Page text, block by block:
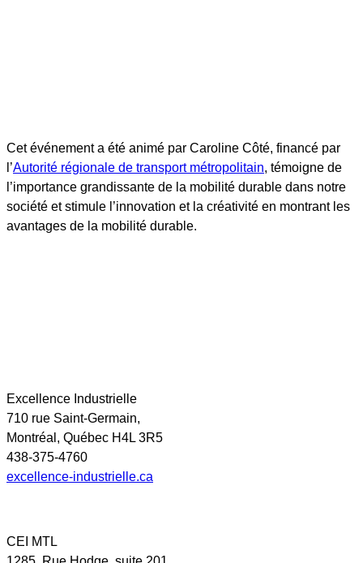
Cet événement a été animé par Caroline Côté, financé par
l’Autorité régionale de transport métropolitain, témoigne de
l’importance grandissante de la mobilité durable dans notre
société et stimule l’innovation et la créativité en montrant les
avantages de la mobilité durable.
Excellence Industrielle
710 rue Saint-Germain,
Montréal, Québec H4L 3R5
438-375-4760
excellence-industrielle.ca
CEI MTL